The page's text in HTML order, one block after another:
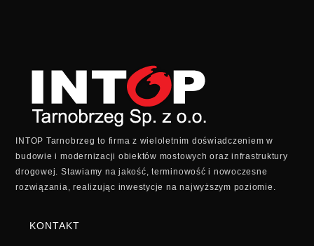
INTOP Tarnobrzeg to firma z wieloletnim doświadczeniem w
budowie i modernizacji obiektów mostowych oraz infrastruktury
drogowej. Stawiamy na jakość, terminowość i nowoczesne
rozwiązania, realizując inwestycje na najwyższym poziomie.
KONTAKT